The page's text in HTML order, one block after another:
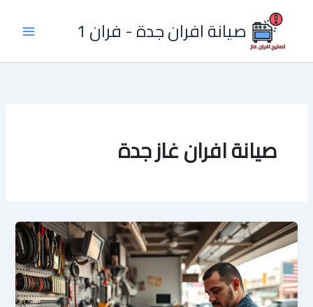
المحتوى
صيانة افران جدة - فران 1
صيانة افران غاز جدة